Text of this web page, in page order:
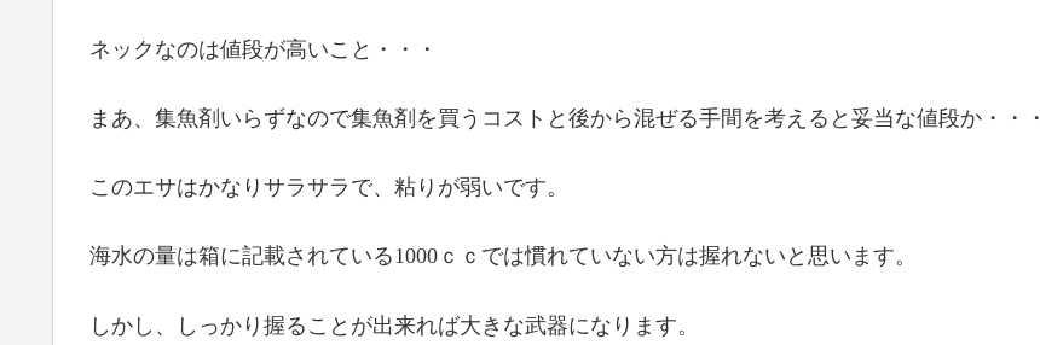
ネックなのは値段が高いこと・・・
まあ、集魚剤いらずなので集魚剤を買うコストと後から混ぜる手間を考えると妥当な値段か・・・
このエサはかなりサラサラで、粘りが弱いです。
海水の量は箱に記載されている1000ｃｃでは慣れていない方は握れないと思います。
しかし、しっかり握ることが出来れば大きな武器になります。